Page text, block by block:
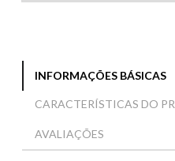
INFORMAÇÕES BÁSICAS
CARACTERÍSTICAS DO
AVALIAÇÕES